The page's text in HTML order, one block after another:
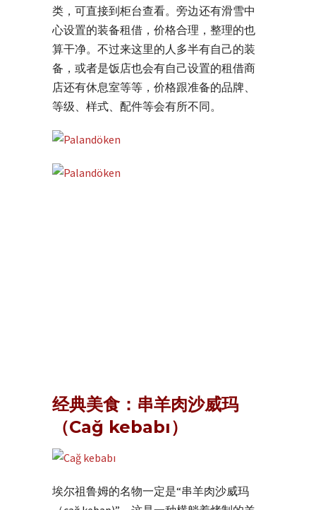
类，可直接到柜台查看。旁边还有滑雪中
心设置的装备租借，价格合理，整理的也
算干净。不过来这里的人多半有自己的装
备，或者是饭店也会有自己设置的租借商
店还有休息室等等，价格跟准备的品牌、
等级、样式、配件等会有所不同。
经典美食：串羊肉沙威玛
（Cağ kebabı）
埃尔祖鲁姆的名物一定是“串羊肉沙威玛